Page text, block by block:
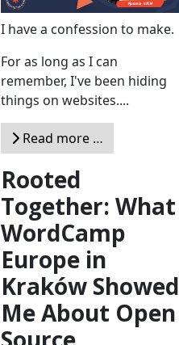
I have a confession to make.
For as long as I can
remember, I've been hiding
things on websites....
Read more …
Rooted
Together: What
WordCamp
Europe in
Kraków Showed
Me About Open